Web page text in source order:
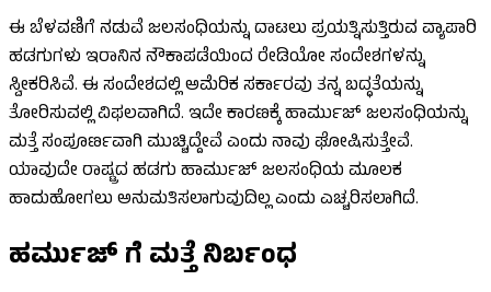
ಈ ಬೆಳವಣಿಗೆ ನಡುವೆ ಜಲಸಂಧಿಯನ್ನು ದಾಟಲು ಪ್ರಯತ್ನಿಸುತ್ತಿರುವ ವ್ಯಾಪಾರಿ
ಹಡಗುಗಳು ಇರಾನಿನ ನೌಕಾಪಡೆಯಿಂದ ರೇಡಿಯೋ ಸಂದೇಶಗಳನ್ನು
ಸ್ವೀಕರಿಸಿವೆ. ಈ ಸಂದೇಶದಲ್ಲಿ ಅಮೆರಿಕ ಸರ್ಕಾರವು ತನ್ನ ಬದ್ಧತೆಯನ್ನು
ತೋರಿಸುವಲ್ಲಿ ವಿಫಲವಾಗಿದೆ. ಇದೇ ಕಾರಣಕ್ಕೆ ಹಾರ್ಮುಜ್ ಜಲಸಂಧಿಯನ್ನು
ಮತ್ತೆ ಸಂಪೂರ್ಣವಾಗಿ ಮುಚ್ಚಿದ್ದೇವೆ ಎಂದು ನಾವು ಘೋಷಿಸುತ್ತೇವೆ.
ಯಾವುದೇ ರಾಷ್ಟ್ರದ ಹಡಗು ಹಾರ್ಮುಜ್ ಜಲಸಂಧಿಯ ಮೂಲಕ
ಹಾದುಹೋಗಲು ಅನುಮತಿಸಲಾಗುವುದಿಲ್ಲ ಎಂದು ಎಚ್ಚರಿಸಲಾಗಿದೆ.
ಹರ್ಮುಜ್ ಗೆ ಮತ್ತೆ ನಿರ್ಬಂಧ